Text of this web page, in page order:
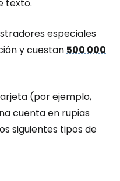
texto.
especiales
y cuestan 500 000
(por ejemplo,
cuenta en rupias
siguientes tipos de